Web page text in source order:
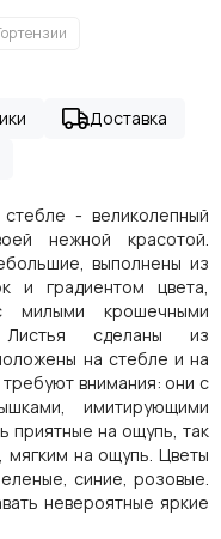
Доставка
- великолепный
нежной красотой.
выполнены из
и градиентом цвета,
крошечными
Листья сделаны из
на стебле и на
внимания: они с
имитирующими
приятные на ощупь, так
мягким на ощупь. Цветы
синие, розовые.
невероятные яркие